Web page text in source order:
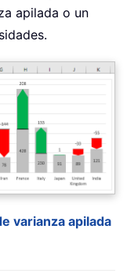
apilada o un
varianza apilada